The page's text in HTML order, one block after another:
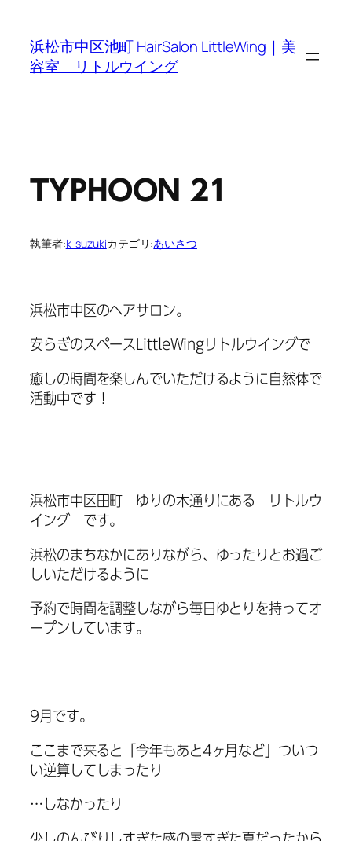
浜松市中区池町 HairSalon LittleWing｜美
容室 リトルウイング
TYPHOON 21
執筆者:k-suzukiカテゴリ:あいさつ
浜松市中区のヘアサロン。
安らぎのスペースLittleWingリトルウイングで
癒しの時間を楽しんでいただけるように自然体で
活動中です！
浜松市中区田町 ゆりの木通りにある リトルウ
イング です。
浜松のまちなかにありながら、ゆったりとお過ご
しいただけるように
予約で時間を調整しながら毎日ゆとりを持ってオ
ープンしています。
9月です。
ここまで来ると「今年もあと4ヶ月など」ついつ
い逆算してしまったり
…しなかったり